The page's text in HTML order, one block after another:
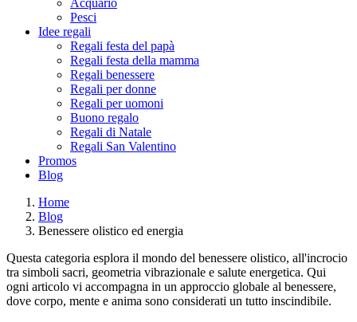
Acquario
Pesci
Idee regali
Regali festa del papà
Regali festa della mamma
Regali benessere
Regali per donne
Regali per uomoni
Buono regalo
Regali di Natale
Regali San Valentino
Promos
Blog
Home
Blog
Benessere olistico ed energia
Questa categoria esplora il mondo del benessere olistico, all'incrocio
tra simboli sacri, geometria vibrazionale e salute energetica. Qui
ogni articolo vi accompagna in un approccio globale al benessere,
dove corpo, mente e anima sono considerati un tutto inscindibile.